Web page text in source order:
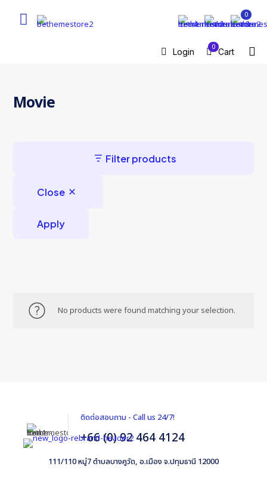
0
Login 0 Cart
Movie
Filter products
Close
Apply
No products were found matching your selection.
ติดต่อสอบถาม - Call us 24/7!
+66 (0) 92 464 4124
111/110 หมู่7 ตำบลบางคูวัด, อ.เมือง จ.ปทุมธานี 12000